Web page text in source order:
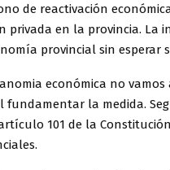
de reactivación
privada en la provincia. La
provincial sin esperar
económica no
fundamentar la medida.
101 de la